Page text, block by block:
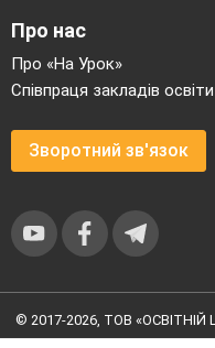
Про нас
Про «На Урок»
Співпраця закладів освіти
Зворотний зв'язок
© 2017-2026, ТОВ «ОСВІТНІЙ